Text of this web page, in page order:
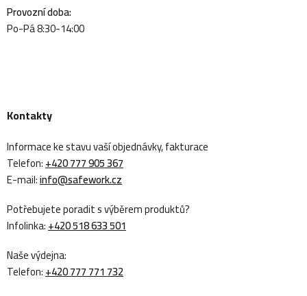
Provozní doba:
Po-Pá 8:30-14:00
Kontakty
Informace ke stavu vaší objednávky, fakturace
Telefon:+420 777 905 367
E-mail:info@safework.cz
Potřebujete poradit s výběrem produktů?
Infolinka:+420 518 633 501
Naše výdejna:
Telefon:+420 777 771 732